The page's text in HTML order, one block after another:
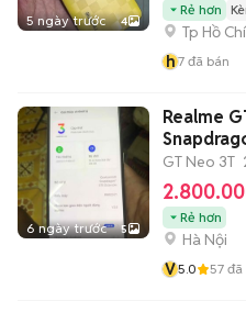
5 ngày trước 4
Rẻ hơn
Tp Hồ
h7 đã bán
6 ngày trước 5
Realme
GT Neo 3T
Rẻ hơn
Hà Nội
V5.0 57 đã